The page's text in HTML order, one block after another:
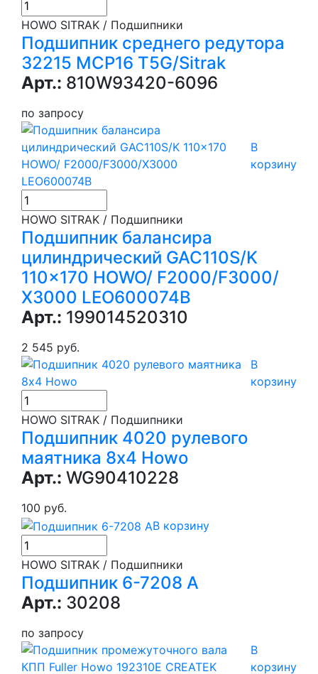
HOWO SITRAK / Подшипники
Подшипник среднего редутора
32215 MCP16 T5G/Sitrak
Арт.: 810W93420-6096
по запросу
В
корзину
HOWO SITRAK / Подшипники
Подшипник балансира
цилиндрический GAC110S/K
110x170 HOWO/ F2000/F3000/
Х3000 LEO600074B
Арт.: 199014520310
2 545 руб.
В
корзину
HOWO SITRAK / Подшипники
Подшипник 4020 рулевого
маятника 8х4 Howo
Арт.: WG90410228
100 руб.
В корзину
HOWO SITRAK / Подшипники
Подшипник 6-7208 А
Арт.: 30208
по запросу
В
корзину